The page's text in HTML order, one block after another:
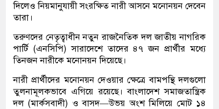
দিলেও নিয়মানুযায়ী সংরক্ষিত নারী আসনে মনোনয়ন দেবেন
তারা।
তরুণদের নেতৃত্বাধীন নতুন রাজনৈতিক দল জাতীয় নাগরিক
পার্টি (এনসিপি) সারাদেশে তাদের ৪৭ জন প্রার্থীর মধ্যে
তিনজন নারীকে মনোনয়ন দিয়েছে।
নারী প্রার্থীদের মনোনয়ন দেওয়ার ক্ষেত্রে বামপন্থি দলগুলো
তুলনামূলকভাবে এগিয়ে রয়েছে। বাংলাদেশ সমাজতান্ত্রিক
দল (মার্কসবাদী) ও বাসদ—উভয় অংশ মিলিয়ে মোট ১৪